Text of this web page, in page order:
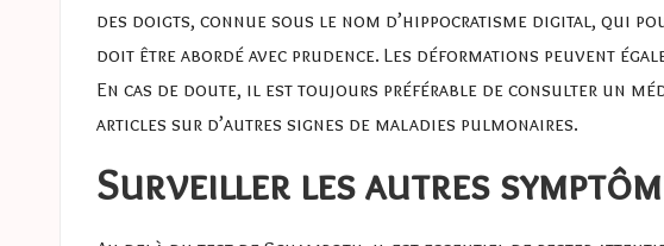
des doigts, connue sous le nom d’hippocratisme digital, qui
doit être abordé avec prudence. Les déformations peuvent
En cas de doute, il est toujours préférable de consulter un
articles sur d’autres signes de maladies pulmonaires.
Surveiller les autres